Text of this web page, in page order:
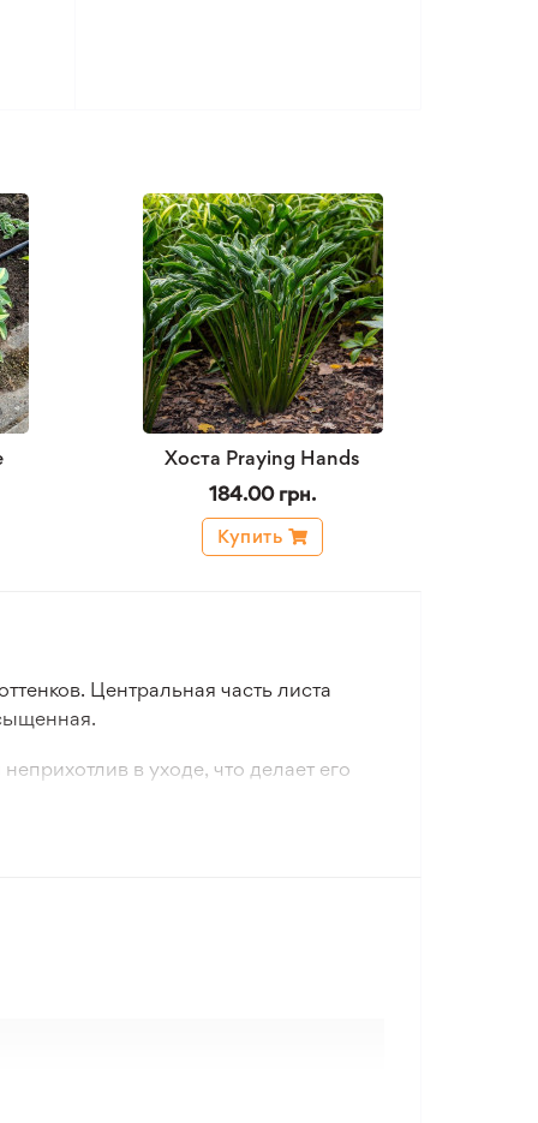
Хоста Praying Hands
184.00 грн.
Купить
Центральная часть листа
в уходе, что делает его